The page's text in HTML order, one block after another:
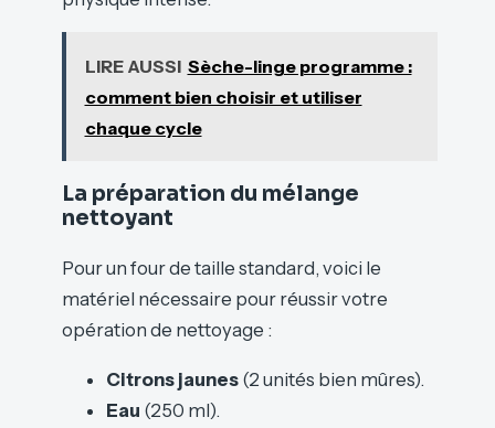
LIRE AUSSI Sèche-linge programme :
comment bien choisir et utiliser
chaque cycle
La préparation du mélange
nettoyant
Pour un four de taille standard, voici le
matériel nécessaire pour réussir votre
opération de nettoyage :
Citrons jaunes (2 unités bien mûres).
Eau (250 ml).